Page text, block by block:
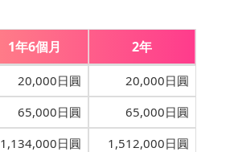
1年6個月 2年
20,000日圓
20,000日圓
65,000日圓
65,000日圓
1,134,000日圓
1,512,000日圓